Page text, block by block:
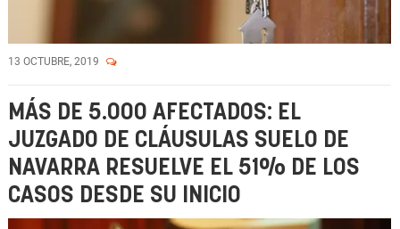
13 OCTUBRE, 2019
MÁS DE 5.000 AFECTADOS: EL
JUZGADO DE CLÁUSULAS SUELO DE
NAVARRA RESUELVE EL 51% DE LOS
CASOS DESDE SU INICIO